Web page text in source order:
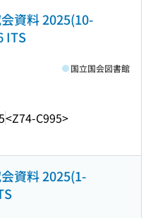
資料 2025(10-
ITS
<Z74-C995>
国立国会図書館
資料 2025(1-